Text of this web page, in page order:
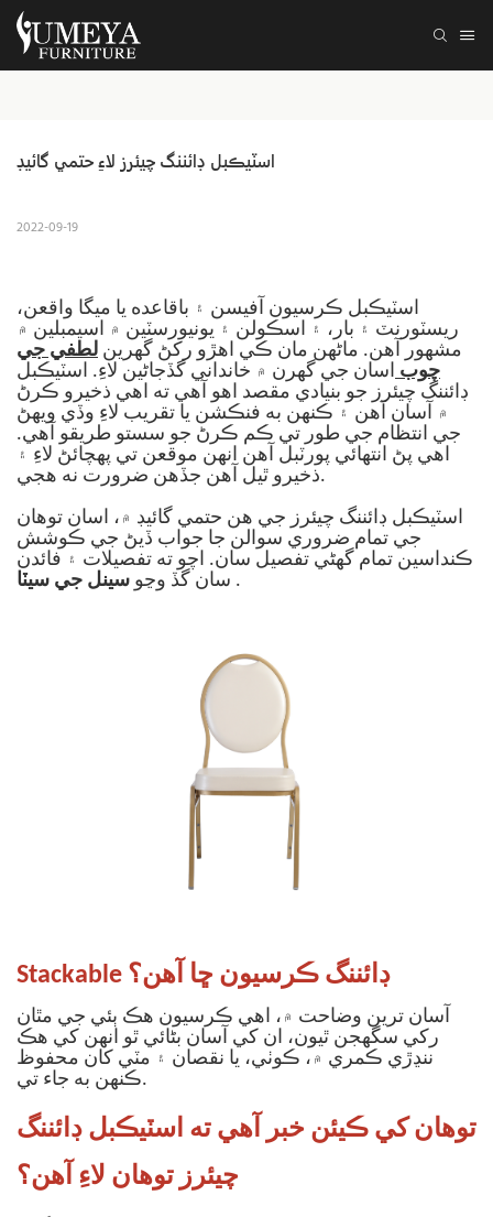
اسٽيڪبل ڊائننگ چيئرز لاءِ حتمي گائيڊ
2022-09-19
اسٽيڪبل ڪرسيون آفيسن ۽ باقاعده يا ميگا واقعن،
ريسٽورنٽ ۽ بار، ۽ اسڪولن ۽ يونيورسٽين ۾ اسيمبلين ۾
مشهور آهن. ماڻھن مان ڪي اھڙو رکڻ گھرين لطفي جي
چوب اسان جي گهرن ۾ خانداني گڏجاڻين لاءِ. اسٽيڪبل
ڊائننگ چيئرز جو بنيادي مقصد اهو آهي ته اهي ذخيرو ڪرڻ
۾ آسان آهن ۽ ڪنهن به فنڪشن يا تقريب لاءِ وڏي ويهڻ
جي انتظام جي طور تي ڪم ڪرڻ جو سستو طريقو آهي.
اهي پڻ انتهائي پورٽبل آهن انهن موقعن تي پهچائڻ لاءِ ۽
ذخيرو ٿيل آهن جڏهن ضرورت نه هجي.
اسٽيڪبل ڊائننگ چيئرز جي هن حتمي گائيڊ ۾، اسان توهان
جي تمام ضروري سوالن جا جواب ڏيڻ جي ڪوشش
ڪنداسين تمام گهڻي تفصيل سان. اچو ته تفصيلات ۽ فائدن
سان گڏ وڃو .
Stackable ڊائننگ ڪرسيون ڇا آهن؟
آسان ترين وضاحت ۾، اهي ڪرسيون هڪ ٻئي جي مٿان
رکي سگهجن ٿيون، ان کي آسان بڻائي ٿو انهن کي هڪ
ننڍڙي ڪمري ۾، ڪوٺي، يا نقصان ۽ مٽي کان محفوظ
ڪنهن به جاء تي.
توهان کي ڪيئن خبر آهي ته اسٽيڪبل ڊائننگ
چيئرز توهان لاءِ آهن؟